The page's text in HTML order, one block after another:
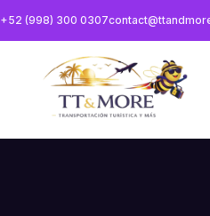
+52 (998) 300 0307